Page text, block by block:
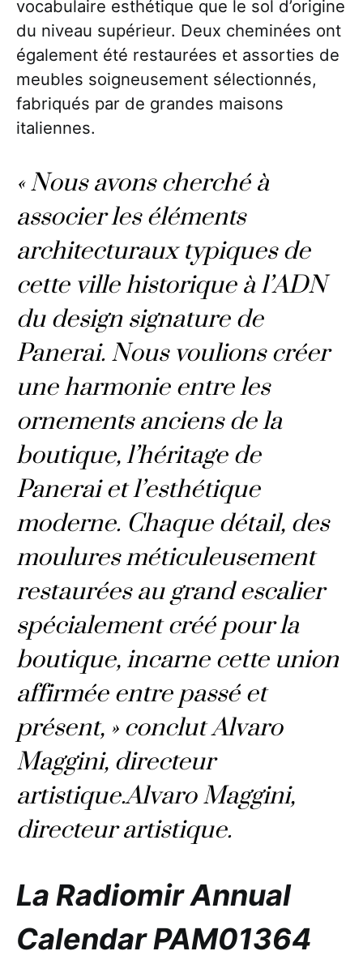
vocabulaire esthétique que le sol d’origine
du niveau supérieur. Deux cheminées ont
également été restaurées et assorties de
meubles soigneusement sélectionnés,
fabriqués par de grandes maisons
italiennes.
« Nous avons cherché à
associer les éléments
architecturaux typiques de
cette ville historique à l’ADN
du design signature de
Panerai. Nous voulions créer
une harmonie entre les
ornements anciens de la
boutique, l’héritage de
Panerai et l’esthétique
moderne. Chaque détail, des
moulures méticuleusement
restaurées au grand escalier
spécialement créé pour la
boutique, incarne cette union
affirmée entre passé et
présent, » conclut Alvaro
Maggini, directeur
artistique.Alvaro Maggini,
directeur artistique.
La Radiomir Annual
Calendar PAM01364